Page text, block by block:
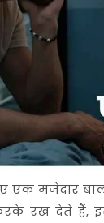
एक मजेदार
रख देते हैं,